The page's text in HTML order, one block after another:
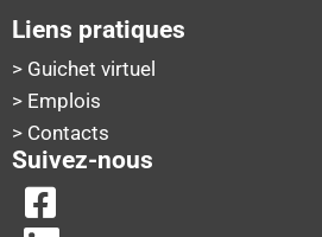
Liens pratiques
> Guichet virtuel
> Emplois
> Contacts
Suivez-nous